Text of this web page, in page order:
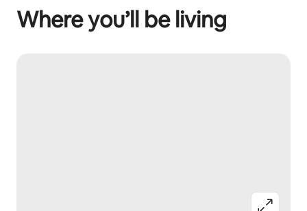
Where you’ll be living